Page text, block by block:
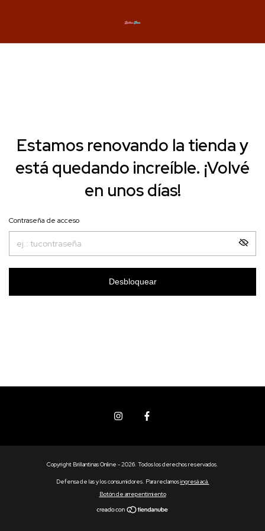
Estamos renovando la tienda y
está quedando increíble. ¡Volvé
en unos días!
Contraseña de acceso
Desbloquear
Copyright Brillantinas Online - 2026. Todos los derechos reservados.
Defensa de las y los consumidores. Para reclamosingresá acá.
Botón de arrepentimiento